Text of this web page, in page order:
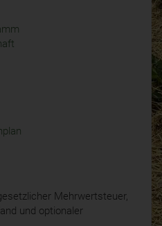
Mehrwertsteuer,
und optionaler